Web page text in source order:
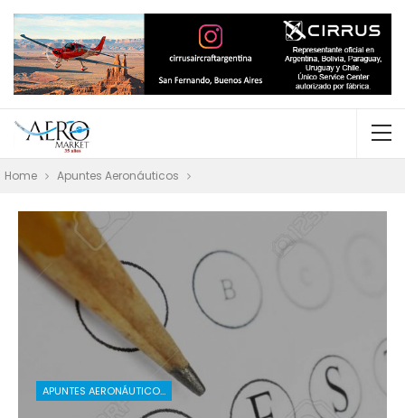
Home Apuntes Aeronáuticos
APUNTES AERONÁUTICOS